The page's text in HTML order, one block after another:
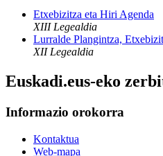
Etxebizitza eta Hiri Agenda
XIII Legealdia
Lurralde Plangintza,
XII Legealdia
Euskadi.eus-eko
Informazio orokorra
Kontaktua
Web-mapa